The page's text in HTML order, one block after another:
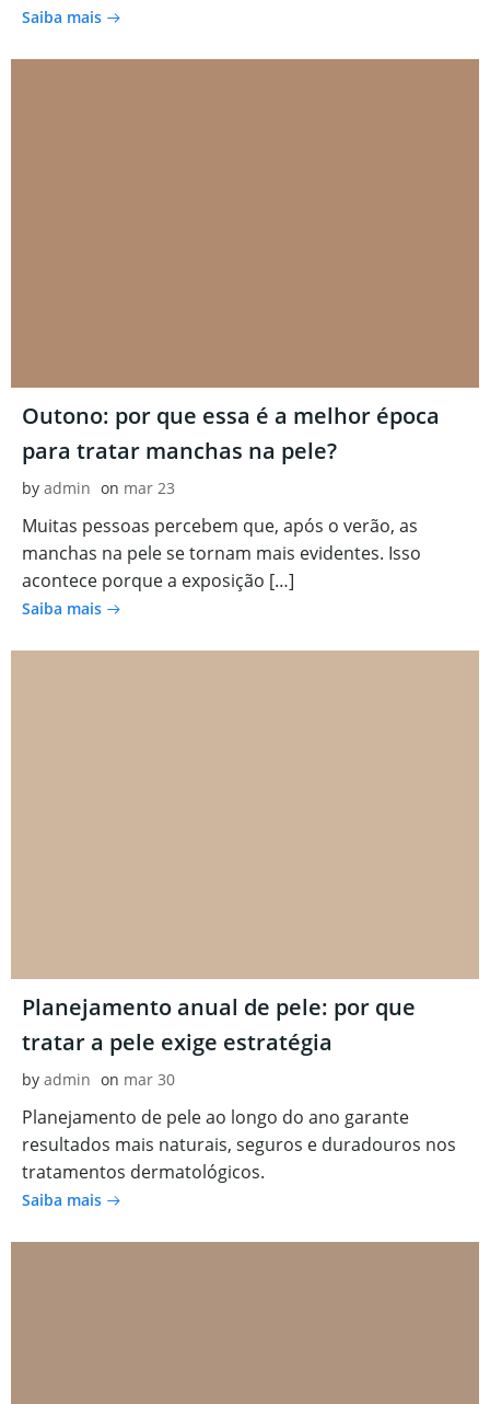
Saiba mais
Outono: por que essa é a melhor época
para tratar manchas na pele?
by admin on mar 23
Muitas pessoas percebem que, após o verão, as
manchas na pele se tornam mais evidentes. Isso
acontece porque a exposição […]
Saiba mais
Planejamento anual de pele: por que
tratar a pele exige estratégia
by admin on mar 30
Planejamento de pele ao longo do ano garante
resultados mais naturais, seguros e duradouros nos
tratamentos dermatológicos.
Saiba mais